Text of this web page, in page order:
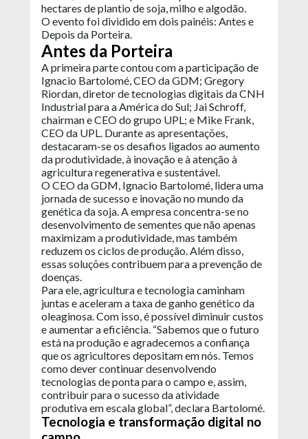
hectares de plantio de soja, milho e algodão.
O evento foi dividido em dois painéis: Antes e
Depois da Porteira.
Antes da Porteira
A primeira parte contou com a participação de
Ignacio Bartolomé, CEO da GDM; Gregory
Riordan, diretor de tecnologias digitais da CNH
Industrial para a América do Sul; Jai Schroff,
chairman e CEO do grupo UPL; e Mike Frank,
CEO da UPL. Durante as apresentações,
destacaram-se os desafios ligados ao aumento
da produtividade, à inovação e à atenção à
agricultura regenerativa e sustentável.
O CEO da GDM, Ignacio Bartolomé, lidera uma
jornada de sucesso e inovação no mundo da
genética da soja. A empresa concentra-se no
desenvolvimento de sementes que não apenas
maximizam a produtividade, mas também
reduzem os ciclos de produção. Além disso,
essas soluções contribuem para a prevenção de
doenças.
Para ele, agricultura e tecnologia caminham
juntas e aceleram a taxa de ganho genético da
oleaginosa. Com isso, é possível diminuir custos
e aumentar a eficiência. “Sabemos que o futuro
está na produção e agradecemos a confiança
que os agricultores depositam em nós. Temos
como dever continuar desenvolvendo
tecnologias de ponta para o campo e, assim,
contribuir para o sucesso da atividade
produtiva em escala global”, declara Bartolomé.
Tecnologia e transformação digital no